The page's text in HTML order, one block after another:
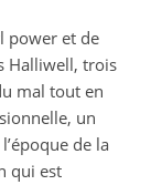
power et de
Halliwell, trois
mal tout en
un
de la
qui est